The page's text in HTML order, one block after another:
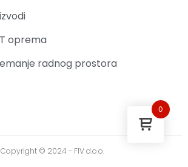
oprema
radnog prostora
Copyright © 2024 - FIV d.o.o.
0